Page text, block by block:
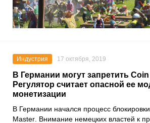
Индустрия 17 октября, 2019
В Германии могут запретить Coin
Регулятор считает опасной ее
монетизации
В Германии начался процесс
Master . Внимание немецких властей к